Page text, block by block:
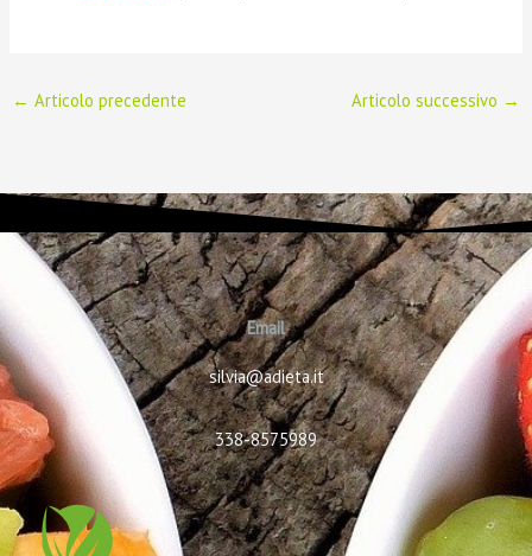
← Articolo precedente Articolo successivo →
Email
silvia@adieta.it
338-8575989